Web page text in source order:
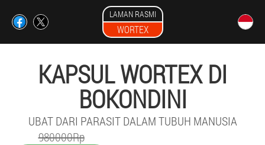
LAMAN RASMI
WORTEX
KAPSUL WORTEX DI
BOKONDINI
UBAT DARI PARASIT DALAM TUBUH MANUSIA
980000Rp